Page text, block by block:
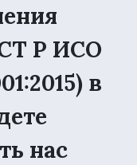
Р ИСО
в
нас